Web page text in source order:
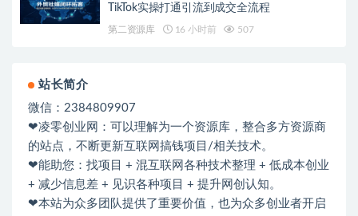
TikTok实操打通引流到成交全流程
第二资源库 16 小时前 507
站长简介
微信：2384809907
❤凌零创业网：可以理解为一个资源库，整合多方资源商
的站点，不断更新互联网搞钱项目/相关技术。
❤能助您：找项目 + 混互联网各种技术整理 + 低成本创业
+ 减少信息差 + 见识各种项目 + 提升网创认知。
❤本站为众多团队提供了重要价值，也为众多创业者开启